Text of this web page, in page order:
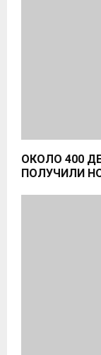
ОКОЛО 400
ПОЛУЧИЛИ